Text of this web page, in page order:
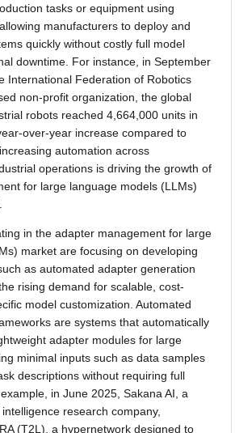
tasks or equipment using
manufacturers to deploy and
quickly without costly full model
downtime. For instance, in September
International Federation of Robotics
non-profit organization, the global
robots reached 4,664,000 units in
over-year increase compared to
automation across
operations is driving the growth of
for large language models (LLMs)
in the adapter management for large
market are focusing on developing
as automated adapter generation
rising demand for scalable, cost-
model customization. Automated
are systems that automatically
adapter modules for large
minimal inputs such as data samples
descriptions without requiring full
in June 2025, Sakana AI, a
research company,
(T2L), a hypernetwork designed to